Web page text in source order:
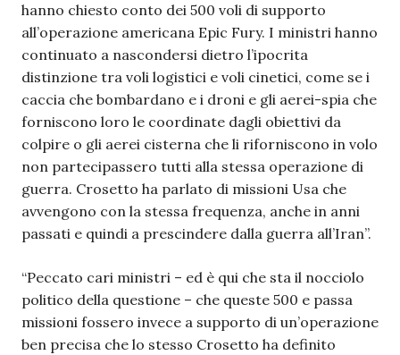
hanno chiesto conto dei 500 voli di supporto
all’operazione americana Epic Fury. I ministri hanno
continuato a nascondersi dietro l’ipocrita
distinzione tra voli logistici e voli cinetici, come se i
caccia che bombardano e i droni e gli aerei-spia che
forniscono loro le coordinate dagli obiettivi da
colpire o gli aerei cisterna che li riforniscono in volo
non partecipassero tutti alla stessa operazione di
guerra. Crosetto ha parlato di missioni Usa che
avvengono con la stessa frequenza, anche in anni
passati e quindi a prescindere dalla guerra all’Iran”.
“Peccato cari ministri – ed è qui che sta il nocciolo
politico della questione – che queste 500 e passa
missioni fossero invece a supporto di un’operazione
ben precisa che lo stesso Crosetto ha definito